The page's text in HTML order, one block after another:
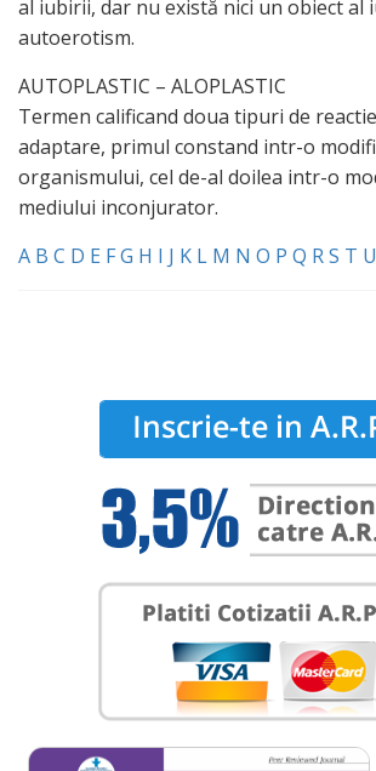
al iubirii, dar nu există nici un obiect al
autoerotism.
AUTOPLASTIC – ALOPLASTIC
Termen calificand doua tipuri de
adaptare, primul constand intr-o
organismului, cel de-al doilea intr-o
mediului inconjurator.
A B C D E FG H I J K L M N O P Q RS T U